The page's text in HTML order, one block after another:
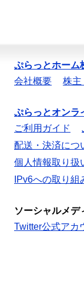
ぷらっとホーム
会社概要
株主
ぷらっとオンラ
ご利用ガイド
配送・決済につ
個人情報取り扱
IPv6への取り組
ソーシャルメデ
Twitter公式アカ